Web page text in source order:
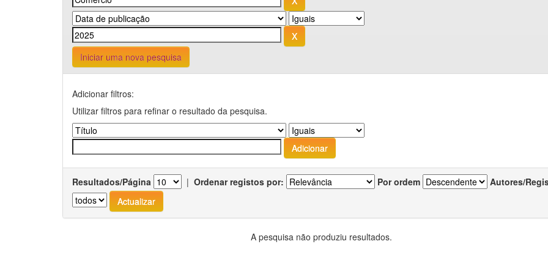
Iniciar uma nova pesquisa
Adicionar filtros:
Utilizar filtros para refinar o resultado da pesquisa.
Resultados/Página | Ordenar registos por: Por ordem Autores/
A pesquisa não produziu resultados.